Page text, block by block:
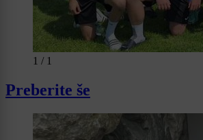
1 / 1
Preberite še